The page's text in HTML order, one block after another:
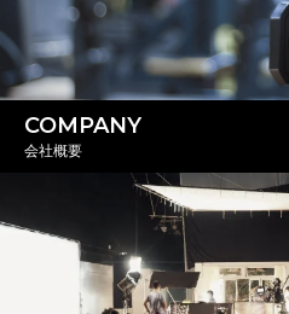
COMPANY
会社概要